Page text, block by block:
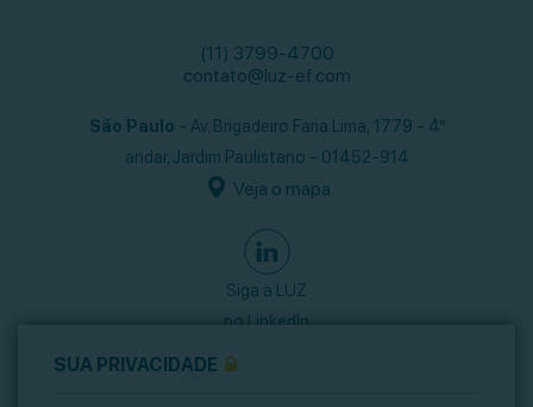
(11) 3799-4700
contato@luz-ef.com
São Paulo - Av. Brigadeiro Faria Lima, 1779 - 4º
andar,Jardim Paulistano - 01452-914
Veja o mapa
Siga a LUZ
no LinkedIn
SUA PRIVACIDADE